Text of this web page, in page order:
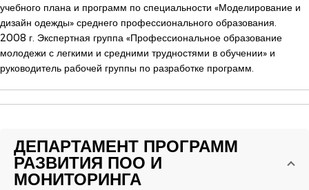
учебного плана и программ по специальности «Моделирование и
дизайн одежды» среднего профессионального образования.
2008 г. Экспертная группа «Профессиональное образование
молодежи с легкими и средними трудностями в обучении» и
руководитель рабочей группы по разработке программ.
ДЕПАРТАМЕНТ ПРОГРАММ
РАЗВИТИЯ ПОО И
МОНИТОРИНГА